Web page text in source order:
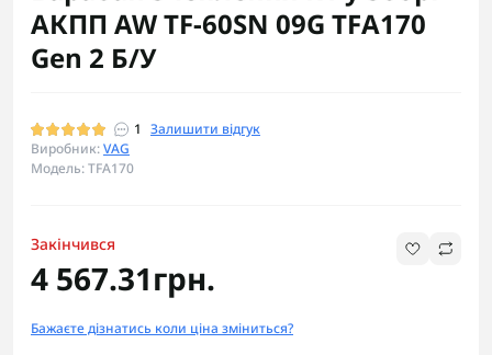
АКПП AW TF-60SN 09G TFA170
Gen 2 Б/У
1 Залишити відгук
Виробник:VAG
Модель: TFA170
Закінчився
4 567.31грн.
Бажаєте дізнатись коли ціна зміниться?